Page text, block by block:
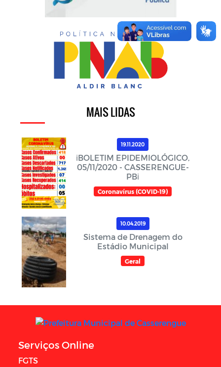
MAIS LIDAS
19.11.2020
ℹ️BOLETIM EPIDEMIOLÓGICO,
05/11/2020 - CASSERENGUE-
PBℹ️
Coronavírus (COVID-19)
10.04.2019
Sistema de Drenagem do
Estádio Municipal
Geral
Serviços Online
FGTS